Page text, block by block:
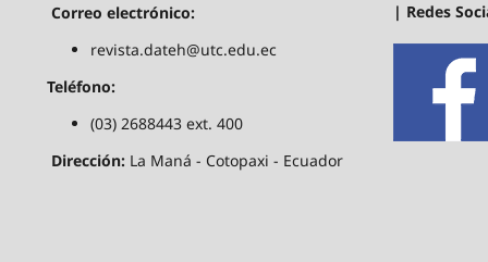
Correo electrónico:
revista.dateh@utc.edu.ec
Teléfono:
(03) 2688443 ext. 400
Dirección: La Maná - Cotopaxi - Ecuador
| Redes